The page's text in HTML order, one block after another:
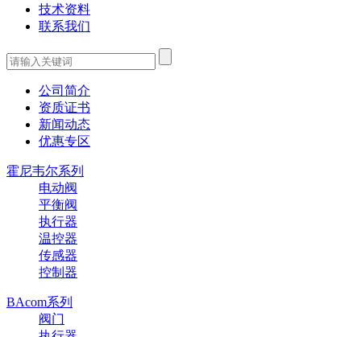
技术资料
联系我们
公司简介
资质证书
新闻动态
优惠专区
霍尼韦尔系列
电动阀
平衡阀
执行器
温控器
传感器
控制器
BAcom系列
阀门